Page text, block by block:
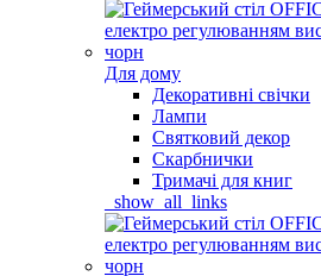
Для дому
Декоративні свічки
Лампи
Святковий декор
Скарбнички
Тримачі для книг
_show_all_links